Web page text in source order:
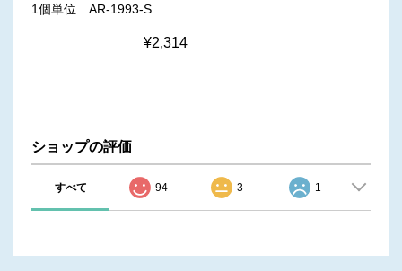
1個単位 AR-1993-S
¥2,314
ショップの評価
すべて 94 3 1